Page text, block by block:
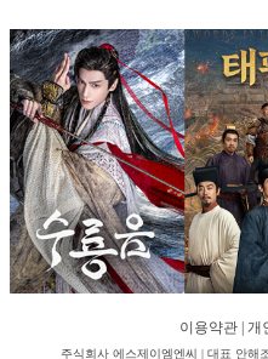
이용약관 개
주식회사 에스제이엠엔씨 | 대표 안해